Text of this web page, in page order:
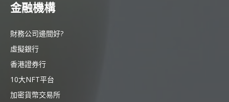
金融機構
財務公司邊間好?
虛擬銀行
香港證券行
10大NFT平台
加密貨幣交易所